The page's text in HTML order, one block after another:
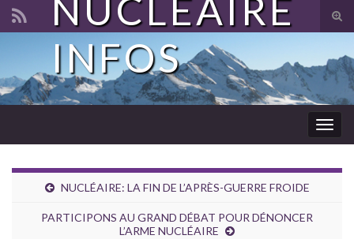
Search for:
NUCLÉAIRE
INFOS
NUCLÉAIRE: LA FIN DE L’APRÈS-GUERRE FROIDE
PARTICIPONS AU GRAND DÉBAT POUR DÉNONCER
L’ARME NUCLÉAIRE